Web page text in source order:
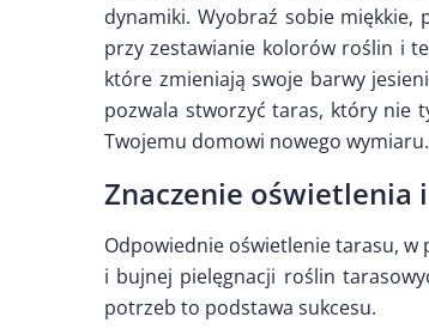
dynamiki. Wyobraź sobie
przy zestawianie kolorów roślin i
które zmieniają swoje barwy
pozwala stworzyć taras, który nie
Twojemu domowi nowego wymiaru.
Znaczenie
Odpowiednie oświetlenie tarasu, w
i bujnej pielęgnacji roślin
potrzeb to podstawa sukcesu.